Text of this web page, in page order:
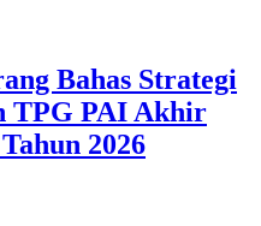
Bahas Strategi
TPG PAI Akhir
2026